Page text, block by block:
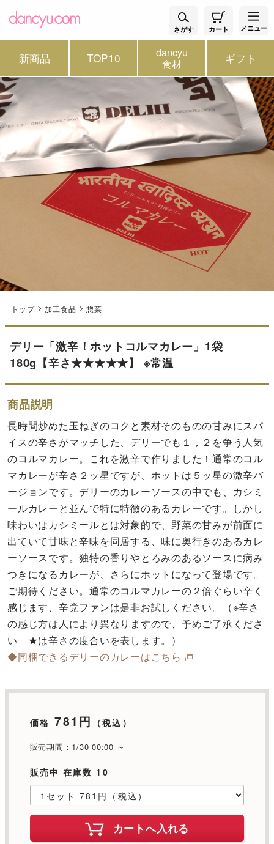
さがす カート メニュー
新商品 TOP10 dancyu
食材 ギフト
トップ 加工食品 惣菜
デリー「激辛！ホットコルマカレー」1袋
180g【辛さ★★★★★】 ※常温
商品説明
長時間炒めた玉ねぎのコクと素材そのものの甘みにスパ
イスの辛さがマッチした、デリーでも１，２を争う人気
のコルマカレー。これを激辛で作りました！通常のコル
マカレーが辛さ２ッ星ですが、ホットは５ッ星の激辛バ
ージョンです。デリーのカレーソースの中でも、カシミ
ールカレーと並んで特に特徴のあるカレーです。しかし
味わいはカシミールとは対象的で、野菜の甘みが前面に
出ていて甘味と辛味を同居する、味に奥行きのあるカレ
ーソースです。独特の香りやとろみのあるソースに病み
つきになるカレーが、さらにホットになって登場です。
ご期待ください。通常のコルマカレーの２倍ぐらい辛く
感じます、辛党ファンは是非お試しください。（※辛さ
の感じ方は人により異なりますので、予めご了承くださ
い ★は辛さの度合いを表します。）
◆同梱できるデリーのカレーはこちら
価格 781円 （税込）
販売期間：1/30 00:00 ～
販売中 在庫数 10
カートへ入れる